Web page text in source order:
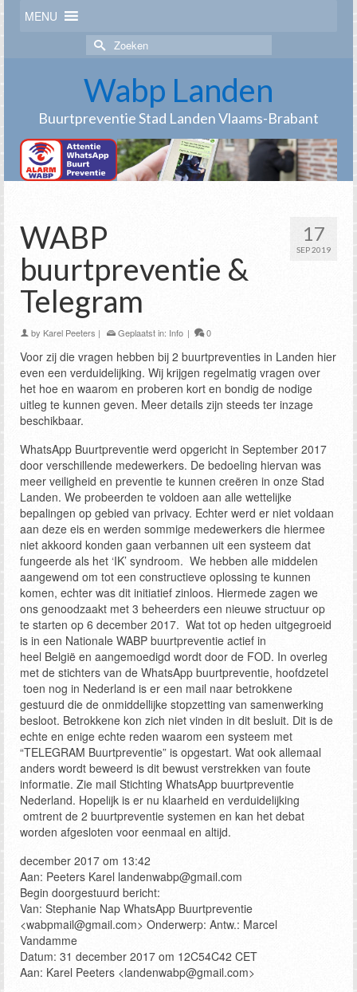
MENU
Zoek
naar:
Wabp Landen
Buurtpreventie Stad Landen Vlaams-Brabant
17
SEP 2019
WABP
buurtpreventie &
Telegram
by Karel Peeters | Geplaatst in: Info | 0
Voor zij die vragen hebben bij 2 buurtpreventies in Landen hier
even een verduidelijking. Wij krijgen regelmatig vragen over
het hoe en waarom en proberen kort en bondig de nodige
uitleg te kunnen geven. Meer details zijn steeds ter inzage
beschikbaar.
WhatsApp Buurtpreventie werd opgericht in September 2017
door verschillende medewerkers. De bedoeling hiervan was
meer veiligheid en preventie te kunnen creëren in onze Stad
Landen. We probeerden te voldoen aan alle wettelijke
bepalingen op gebied van privacy. Echter werd er niet voldaan
aan deze eis en werden sommige medewerkers die hiermee
niet akkoord konden gaan verbannen uit een systeem dat
fungeerde als het ‘IK’ syndroom. We hebben alle middelen
aangewend om tot een constructieve oplossing te kunnen
komen, echter was dit initiatief zinloos. Hiermede zagen we
ons genoodzaakt met 3 beheerders een nieuwe structuur op
te starten op 6 december 2017. Wat tot op heden uitgegroeid
is in een Nationale WABP buurtpreventie actief in
heel België en aangemoedigd wordt door de FOD. In overleg
met de stichters van de WhatsApp buurtpreventie, hoofdzetel
toen nog in Nederland is er een mail naar betrokkene
gestuurd die de onmiddellijke stopzetting van samenwerking
besloot. Betrokkene kon zich niet vinden in dit besluit. Dit is de
echte en enige echte reden waarom een systeem met
“TELEGRAM Buurtpreventie” is opgestart. Wat ook allemaal
anders wordt beweerd is dit bewust verstrekken van foute
informatie. Zie mail Stichting WhatsApp buurtpreventie
Nederland. Hopelijk is er nu klaarheid en verduidelijking
omtrent de 2 buurtpreventie systemen en kan het debat
worden afgesloten voor eenmaal en altijd.
december 2017 om 13:42
Aan: Peeters Karel landenwabp@gmail.com
Begin doorgestuurd bericht:
Van: Stephanie Nap WhatsApp Buurtpreventie
<wabpmail@gmail.com> Onderwerp: Antw.: Marcel
Vandamme
Datum: 31 december 2017 om 12C54C42 CET
Aan: Karel Peeters <landenwabp@gmail.com>